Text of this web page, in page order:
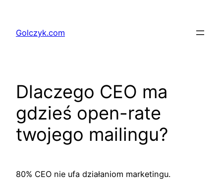
treściGolczyk.com
Dlaczego CEO ma
gdzieś open-rate
twojego mailingu?
80% CEO nie ufa działaniom marketingu.